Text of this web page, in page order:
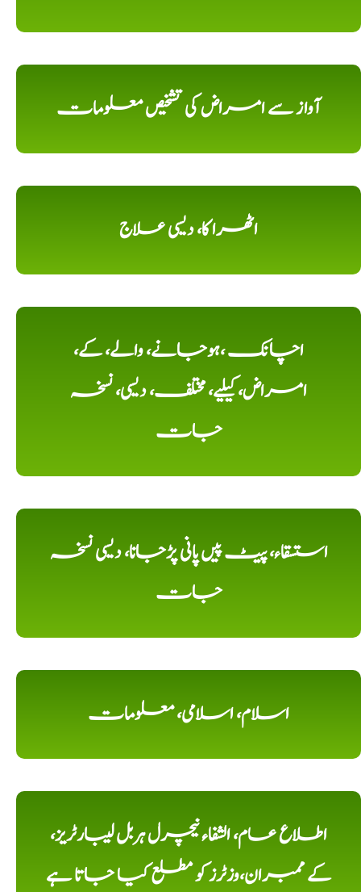
آواز سے امراض کی تشخیص معلومات
اٹھرا کا، دیسی علاج
اچانک ،ہوجانے، والے، کے،
امراض، کیلیے، مختلف، دیسی، نسخہ
جات
استسقاء، پیٹ پیں پانی پڑجانا، دیسی نسخہ
جات
اسلام، اسلامی، معلومات
اطلاع عام، الشفاء نیچرل ہربل لیبارٹریز،
کے ممبران،وزٹرز کو مطلع کیا جاتا ہے